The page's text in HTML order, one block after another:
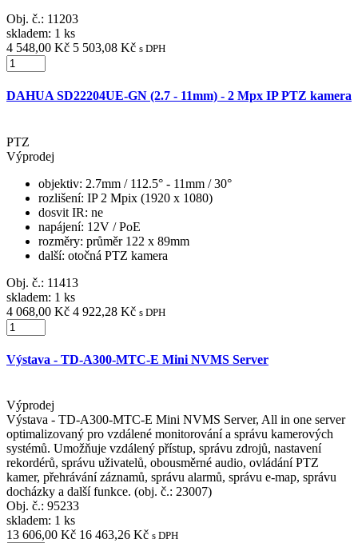
Obj. č.: 11203
skladem: 1 ks
4 548,00 Kč 5 503,08 Kč s DPH
DAHUA SD22204UE-GN (2.7 - 11mm) - 2 Mpx IP PTZ kamera
PTZ
Výprodej
objektiv: 2.7mm / 112.5° - 11mm / 30°
rozlišení: IP 2 Mpix (1920 x 1080)
dosvit IR: ne
napájení: 12V / PoE
rozměry: průměr 122 x 89mm
další: otočná PTZ kamera
Obj. č.: 11413
skladem: 1 ks
4 068,00 Kč 4 922,28 Kč s DPH
Výstava - TD-A300-MTC-E Mini NVMS Server
Výprodej
Výstava - TD-A300-MTC-E Mini NVMS Server, All in one server
optimalizovaný pro vzdálené monitorování a správu kamerových
systémů. Umožňuje vzdálený přístup, správu zdrojů, nastavení
rekordérů, správu uživatelů, obousměrné audio, ovládání PTZ
kamer, přehrávání záznamů, správu alarmů, správu e-map, správu
docházky a další funkce. (obj. č.: 23007)
Obj. č.: 95233
skladem: 1 ks
13 606,00 Kč 16 463,26 Kč s DPH